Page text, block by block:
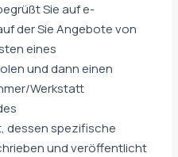
Sie auf e-
der Sie Angebote von
eines
und dann einen
Werkstatt
dessen spezifische
und veröffentlicht